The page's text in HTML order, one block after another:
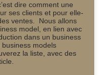
dire comment une
ses clients et pour elle-
ventes. Nous allons
model, en lien avec
dans un business
business models
la liste, avec des